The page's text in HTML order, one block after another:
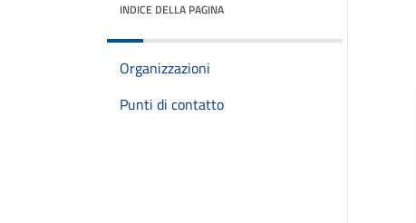
INDICE DELLA PAGINA
Organizzazioni
Punti di contatto